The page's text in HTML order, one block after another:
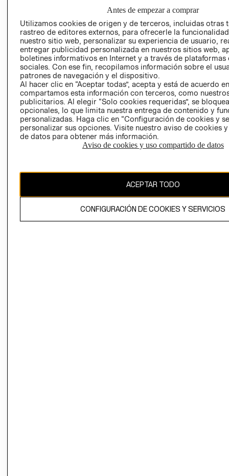
SOCIAL
PRENSA
RELACIÓN CON
INVERSIONISTAS
POLÍTICA
EMPRESARIAL
TIENDAS
- RETIRO EN
TIENDA
TÉRMINOS Y
CONDICIONES
AVISO DE
PRIVACIDAD
GIFT CARD
AVISO DE
COOKIES
CAMBIAR REGIÓN
Antes de empezar a comprar
Utilizamos cookies de origen y de terceros, incluidas otras
rastreo de editores externos, para ofrecerle la
nuestro sitio web, personalizar su experiencia de usuario,
entregar publicidad personalizada en nuestros sitios web,
boletines informativos en Internet y a través de plataformas
sociales. Con ese fin, recopilamos información sobre el
patrones de navegación y el dispositivo.
Al hacer clic en “Aceptar todas”, acepta y está de acuerdo
compartamos esta información con terceros, como
publicitarios. Al elegir “Solo cookies requeridas”, se
opcionales, lo que limita nuestra entrega de contenido y
personalizadas. Haga clic en “Configuración de cookies y
personalizar sus opciones. Visite nuestro aviso de cookies
de datos para obtener más información.
Aviso de cookies y uso compartido de datos
ACEPTAR TODO
CONFIGURACIÓN DE COOKIES Y SERVICIOS